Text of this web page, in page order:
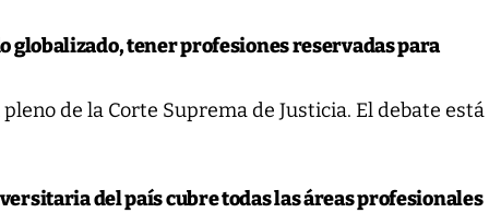
globalizado, tener profesiones reservadas para
de la Corte Suprema de Justicia. El debate está
del país cubre todas las áreas profesionales